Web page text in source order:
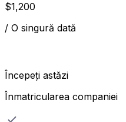
$1,200
/ O singură dată
Începeți astăzi
Înmatricularea companiei